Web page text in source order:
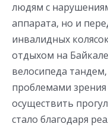
людям с
аппарата, но и
инвалидных
отдыхом на
велосипеда
проблемами
осуществить
стало благодаря